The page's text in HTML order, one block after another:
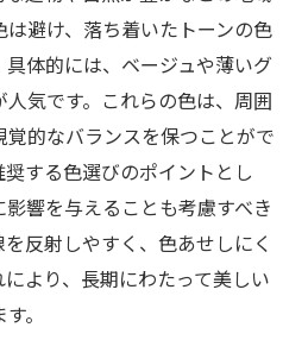
ナンスが持つ意味と重要性
定期メンテナンスの効果
壁の点検とメンテナンス方
塗装のためのケア手法
めの防水対策のポイント
性を支えるメンテナンス計
めの奈良市での外壁塗装の
避け、落ち着いたトーンの色
体的には、ベージュや薄いグ
気です。これらの色は、周囲
的なバランスを保つことがで
する色選びのポイントとし
響を与えることも考慮すべき
反射しやすく、色あせしにく
より、長期にわたって美しい
。